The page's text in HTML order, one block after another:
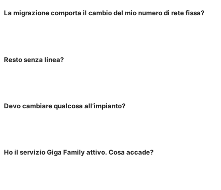
La migrazione comporta il cambio del mio numero di rete fissa?
Resto senza linea?
Devo cambiare qualcosa all’impianto?
Ho il servizio Giga Family attivo. Cosa accade?